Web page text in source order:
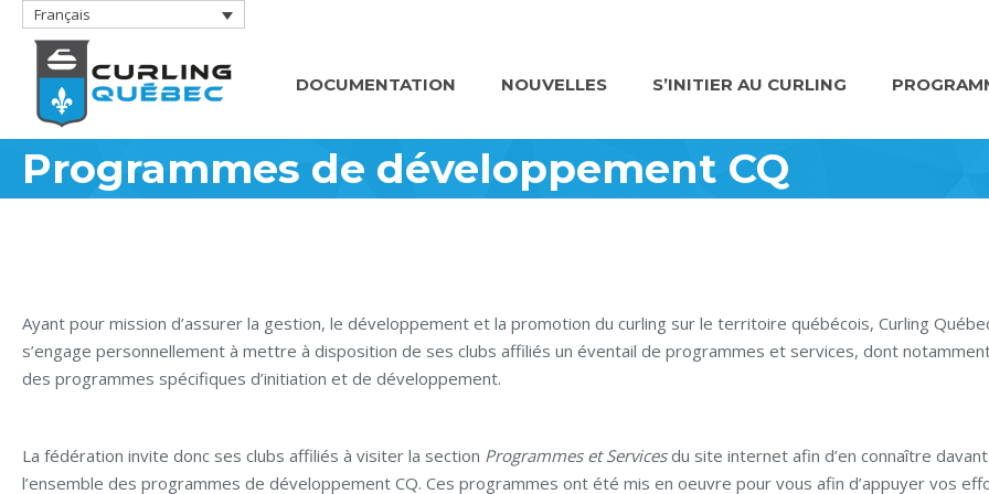
Français
DOCUMENTATION NOUVELLES S’INITIER AU CURLING
Programmes de développement CQ
Ayant pour mission d’assurer la gestion, le développement et la promotion du curling sur le territoire québécois, Curling
s’engage personnellement à mettre à disposition de ses clubs affiliés un éventail de programmes et services, dont notamment
des programmes spécifiques d’initiation et de développement.
La fédération invite donc ses clubs affiliés à visiter la section Programmes et Servicesdu site internet afin d’en connaître
l’ensemble des programmes de développement CQ. Ces programmes ont été mis en oeuvre pour vous afin d’appuyer vos